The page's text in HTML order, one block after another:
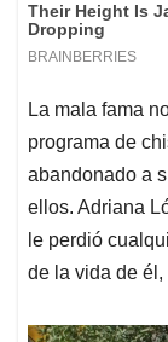
La mala fama
programa de
abandonado a
ellos. Adriana
le perdió
de la vida de